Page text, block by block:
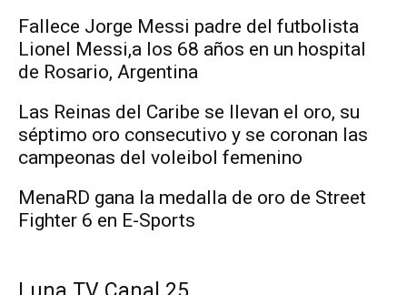
Fallece Jorge Messi padre del futbolista
Lionel Messi,a los 68 años en un hospital
de Rosario, Argentina
Las Reinas del Caribe se llevan el oro, su
séptimo oro consecutivo y se coronan las
campeonas del voleibol femenino
MenaRD gana la medalla de oro de Street
Fighter 6 en E-Sports